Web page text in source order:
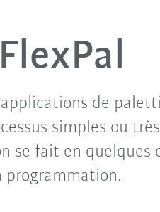
de
simples ou
se fait en quelques
programmation.